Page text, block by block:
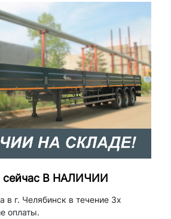
сейчас В НАЛИЧИИ
в г. Челябинск в течение 3х
оплаты.